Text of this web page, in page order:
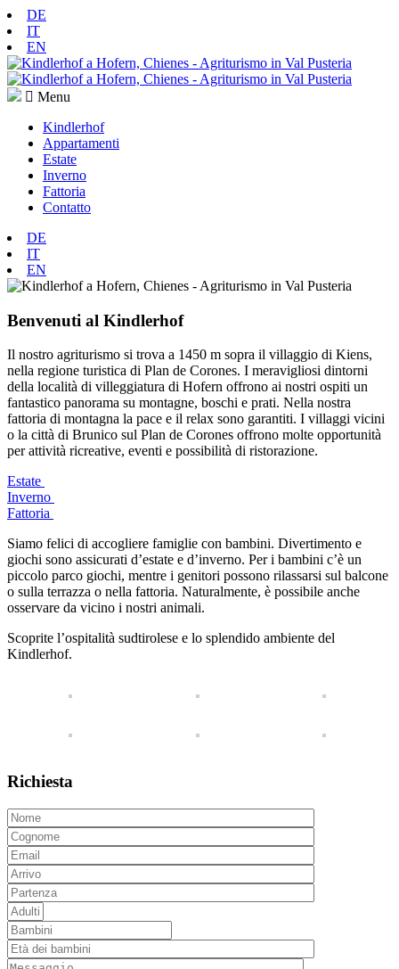
DE
IT
EN
Menu
Kindlerhof
Appartamenti
Estate
Inverno
Fattoria
Contatto
DE
IT
EN
Benvenuti al Kindlerhof
Il nostro agriturismo si trova a 1450 m sopra il villaggio di Kiens,
nella regione turistica di Plan de Corones. I meravigliosi dintorni
della località di villeggiatura di Hofern offrono ai nostri ospiti un
fantastico panorama su montagne, boschi e prati. Nella nostra
fattoria di montagna la pace e il relax sono garantiti. I villaggi vicini
o la città di Brunico sul Plan de Corones offrono molte opportunità
per attività ricreative, eventi e possibilità di ristorazione.
Estate
Inverno
Fattoria
Siamo felici di accogliere famiglie con bambini. Divertimento e
giochi sono assicurati d’estate e d’inverno. Per i bambini c’è un
piccolo parco giochi, mentre i genitori possono rilassarsi sul balcone
o sulla terrazza o nella fattoria. Naturalmente, è possibile anche
osservare da vicino i nostri animali.
Scoprite l’ospitalità sudtirolese e lo splendido ambiente del
Kindlerhof.
Richiesta